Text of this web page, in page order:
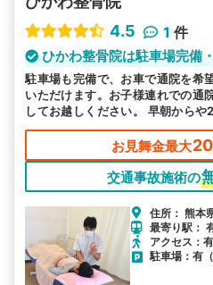
4.5
1 件
ひかわ整骨院は駐車場完備
駐車場も完備で、お車で通院を希
いただけます。お子様連れでの通
してお越しください。 早朝から
お忙しい方にも通いやすい環境を
お見舞金最大
交通事故施術の
住所： 熊本
最寄り駅：
アクセス：
駐車場：有